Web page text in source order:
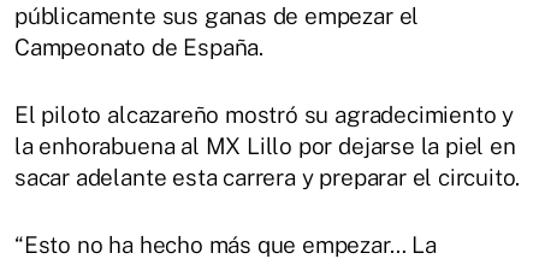
públicamente sus ganas de empezar el
Campeonato de España.
El piloto alcazareño mostró su agradecimiento y
la enhorabuena al MX Lillo por dejarse la piel en
sacar adelante esta carrera y preparar el circuito.
“Esto no ha hecho más que empezar… La